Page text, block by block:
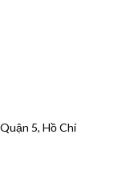
5, Hồ Chí